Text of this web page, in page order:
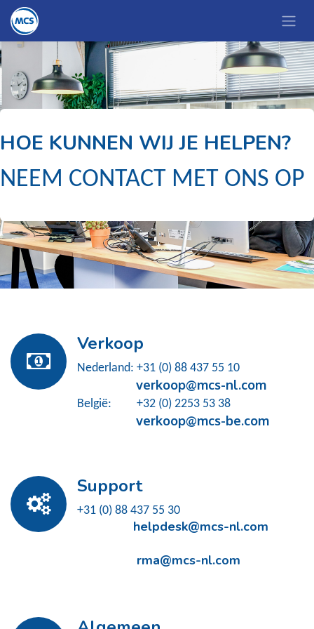
HOE KUNNEN WIJ JE HELPEN?
NEEM CONTACT MET ONS OP
Verkoop
Nederland: +31 (0) 88 437 55 10
verkoop@mcs-nl.com
België: +32 (0) 2253 53 38
verkoop@mcs-be.com
Support
+31 (0) 88 437 55 30
helpdesk@mcs-nl.com
rma@mcs-nl.com